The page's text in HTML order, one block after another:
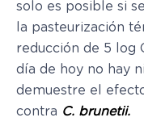
solo es posible si
la pasteurización
reducción de 5 log
día de hoy no hay
demuestre el
contra C. brunetii.